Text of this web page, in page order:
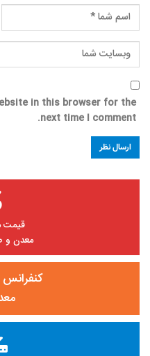
in this browser for the
next time I comment.
قیمت
معدن و